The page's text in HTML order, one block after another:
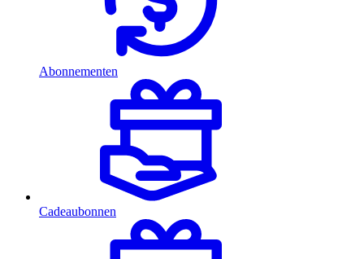
Abonnementen
Cadeaubonnen